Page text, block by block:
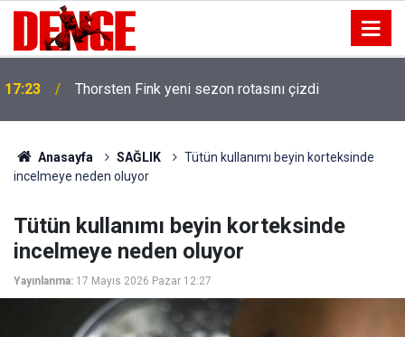
17:23 Thorsten Fink yeni sezon rotasını çizdi
Anasayfa SAĞLIK
Tütün kullanımı beyin korteksinde
incelmeye neden oluyor
Tütün kullanımı beyin korteksinde
incelmeye neden oluyor
Yayınlanma: 17 Mayıs 2026 Pazar 12:27